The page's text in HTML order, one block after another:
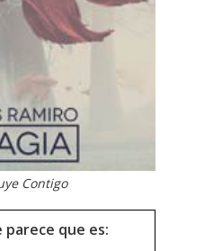
Contigo
parece que es: